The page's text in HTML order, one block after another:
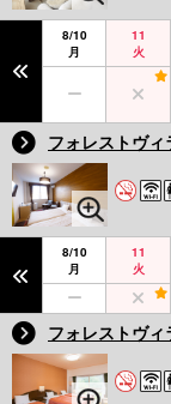
8/10
月
11
火
フォレストヴィ
8/10
月
11
火
フォレストヴィ